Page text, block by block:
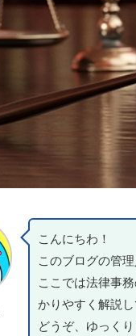
こんにちわ！
このブログの管
ここでは法律事
かりやすく解説し
どうぞ、ゆっく